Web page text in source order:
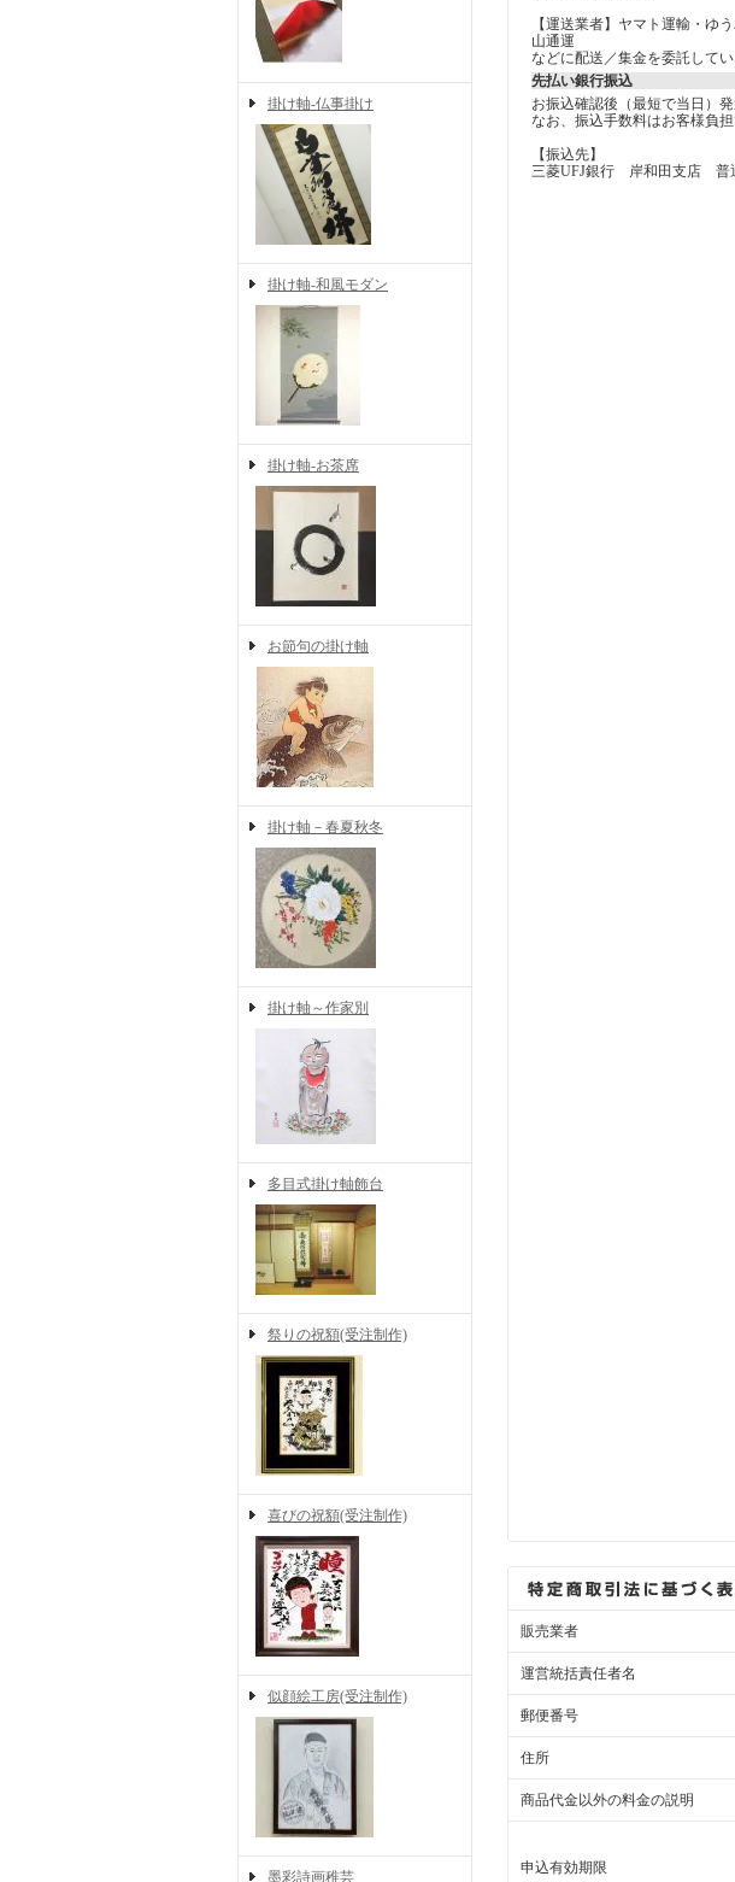
掛け軸-仏事掛け
掛け軸-和風モダン
掛け軸-お茶席
お節句の掛け軸
掛け軸－春夏秋冬
掛け軸～作家別
多目式掛け軸飾台
祭りの祝額(受注制作)
喜びの祝額(受注制作)
似顔絵工房(受注制作)
墨彩詩画稚芸
【運送業者】ヤマト運輸・ゆ
山通運
などに配送／集金を委託してい
先払い銀行振込
お振込確認後（最短で当日）発
なお、振込手数料はお客様負担
【振込先】
三菱UFJ銀行 岸和田支店 普
販売業者
運営統括責任者名
郵便番号
住所
商品代金以外の料金の説明
申込有効期限